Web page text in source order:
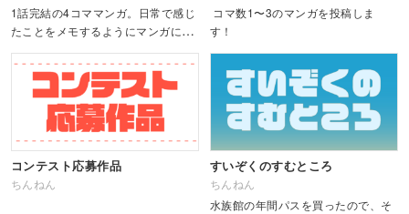
1話完結の4コママンガ。日常で感じ
たことをメモするようにマンガにし
マンガを描きはじめ、まずは4コマ
マンガ100本を描くことを目標にし
ています！
コマ数1〜3のマンガを投稿しま
す！
コンテスト応募作品
ちんねん
すいぞくのすむところ
ちんねん
水族館の年間パスを買ったので、そ